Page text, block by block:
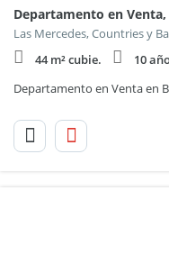
Las Mercedes, Countries y
44 m² cubie.
10
Departamento en Venta en